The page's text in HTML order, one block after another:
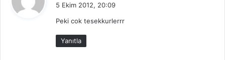
i
k
i
5 Ekim 2012, 20:09
Peki cok tesekkurlerrr
Yanıtla